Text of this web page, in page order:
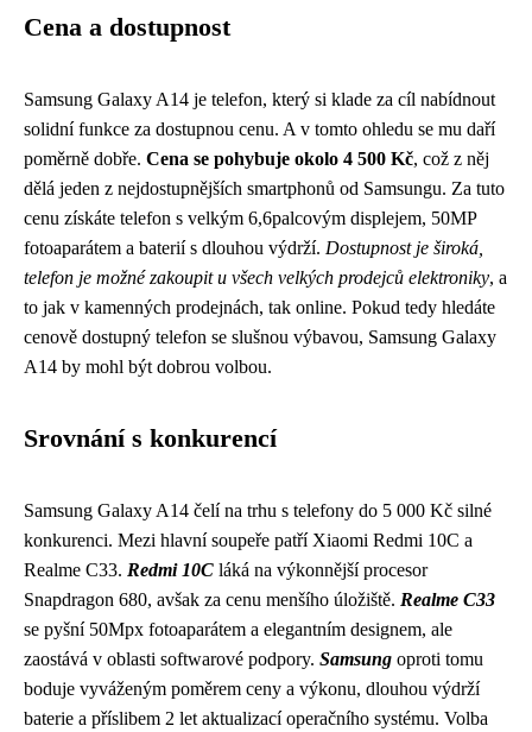
Cena a dostupnost
Samsung Galaxy A14 je telefon, který si klade za cíl nabídnout
solidní funkce za dostupnou cenu. A v tomto ohledu se mu daří
poměrně dobře. Cena se pohybuje okolo 4 500 Kč, což z něj
dělá jeden z nejdostupnějších smartphonů od Samsungu. Za tuto
cenu získáte telefon s velkým 6,6palcovým displejem, 50MP
fotoaparátem a baterií s dlouhou výdrží. Dostupnost je široká,
telefon je možné zakoupit u všech velkých prodejců elektroniky, a
to jak v kamenných prodejnách, tak online. Pokud tedy hledáte
cenově dostupný telefon se slušnou výbavou, Samsung Galaxy
A14 by mohl být dobrou volbou.
Srovnání s konkurencí
Samsung Galaxy A14 čelí na trhu s telefony do 5 000 Kč silné
konkurenci. Mezi hlavní soupeře patří Xiaomi Redmi 10C a
Realme C33. Redmi 10C láká na výkonnější procesor
Snapdragon 680, avšak za cenu menšího úložiště. Realme C33
se pyšní 50Mpx fotoaparátem a elegantním designem, ale
zaostává v oblasti softwarové podpory. Samsung oproti tomu
boduje vyváženým poměrem ceny a výkonu, dlouhou výdrží
baterie a příslibem 2 let aktualizací operačního systému. Volba